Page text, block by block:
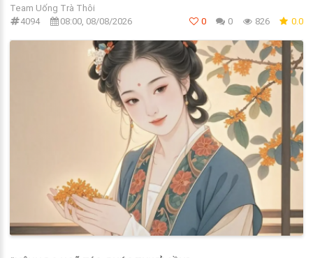
Team Uống Trà Thôi
4094
08:00, 08/08/2026 0 0 826 0.0